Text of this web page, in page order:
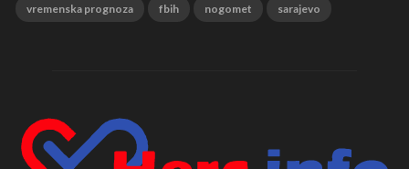
vremenska prognoza fbih nogomet sarajevo